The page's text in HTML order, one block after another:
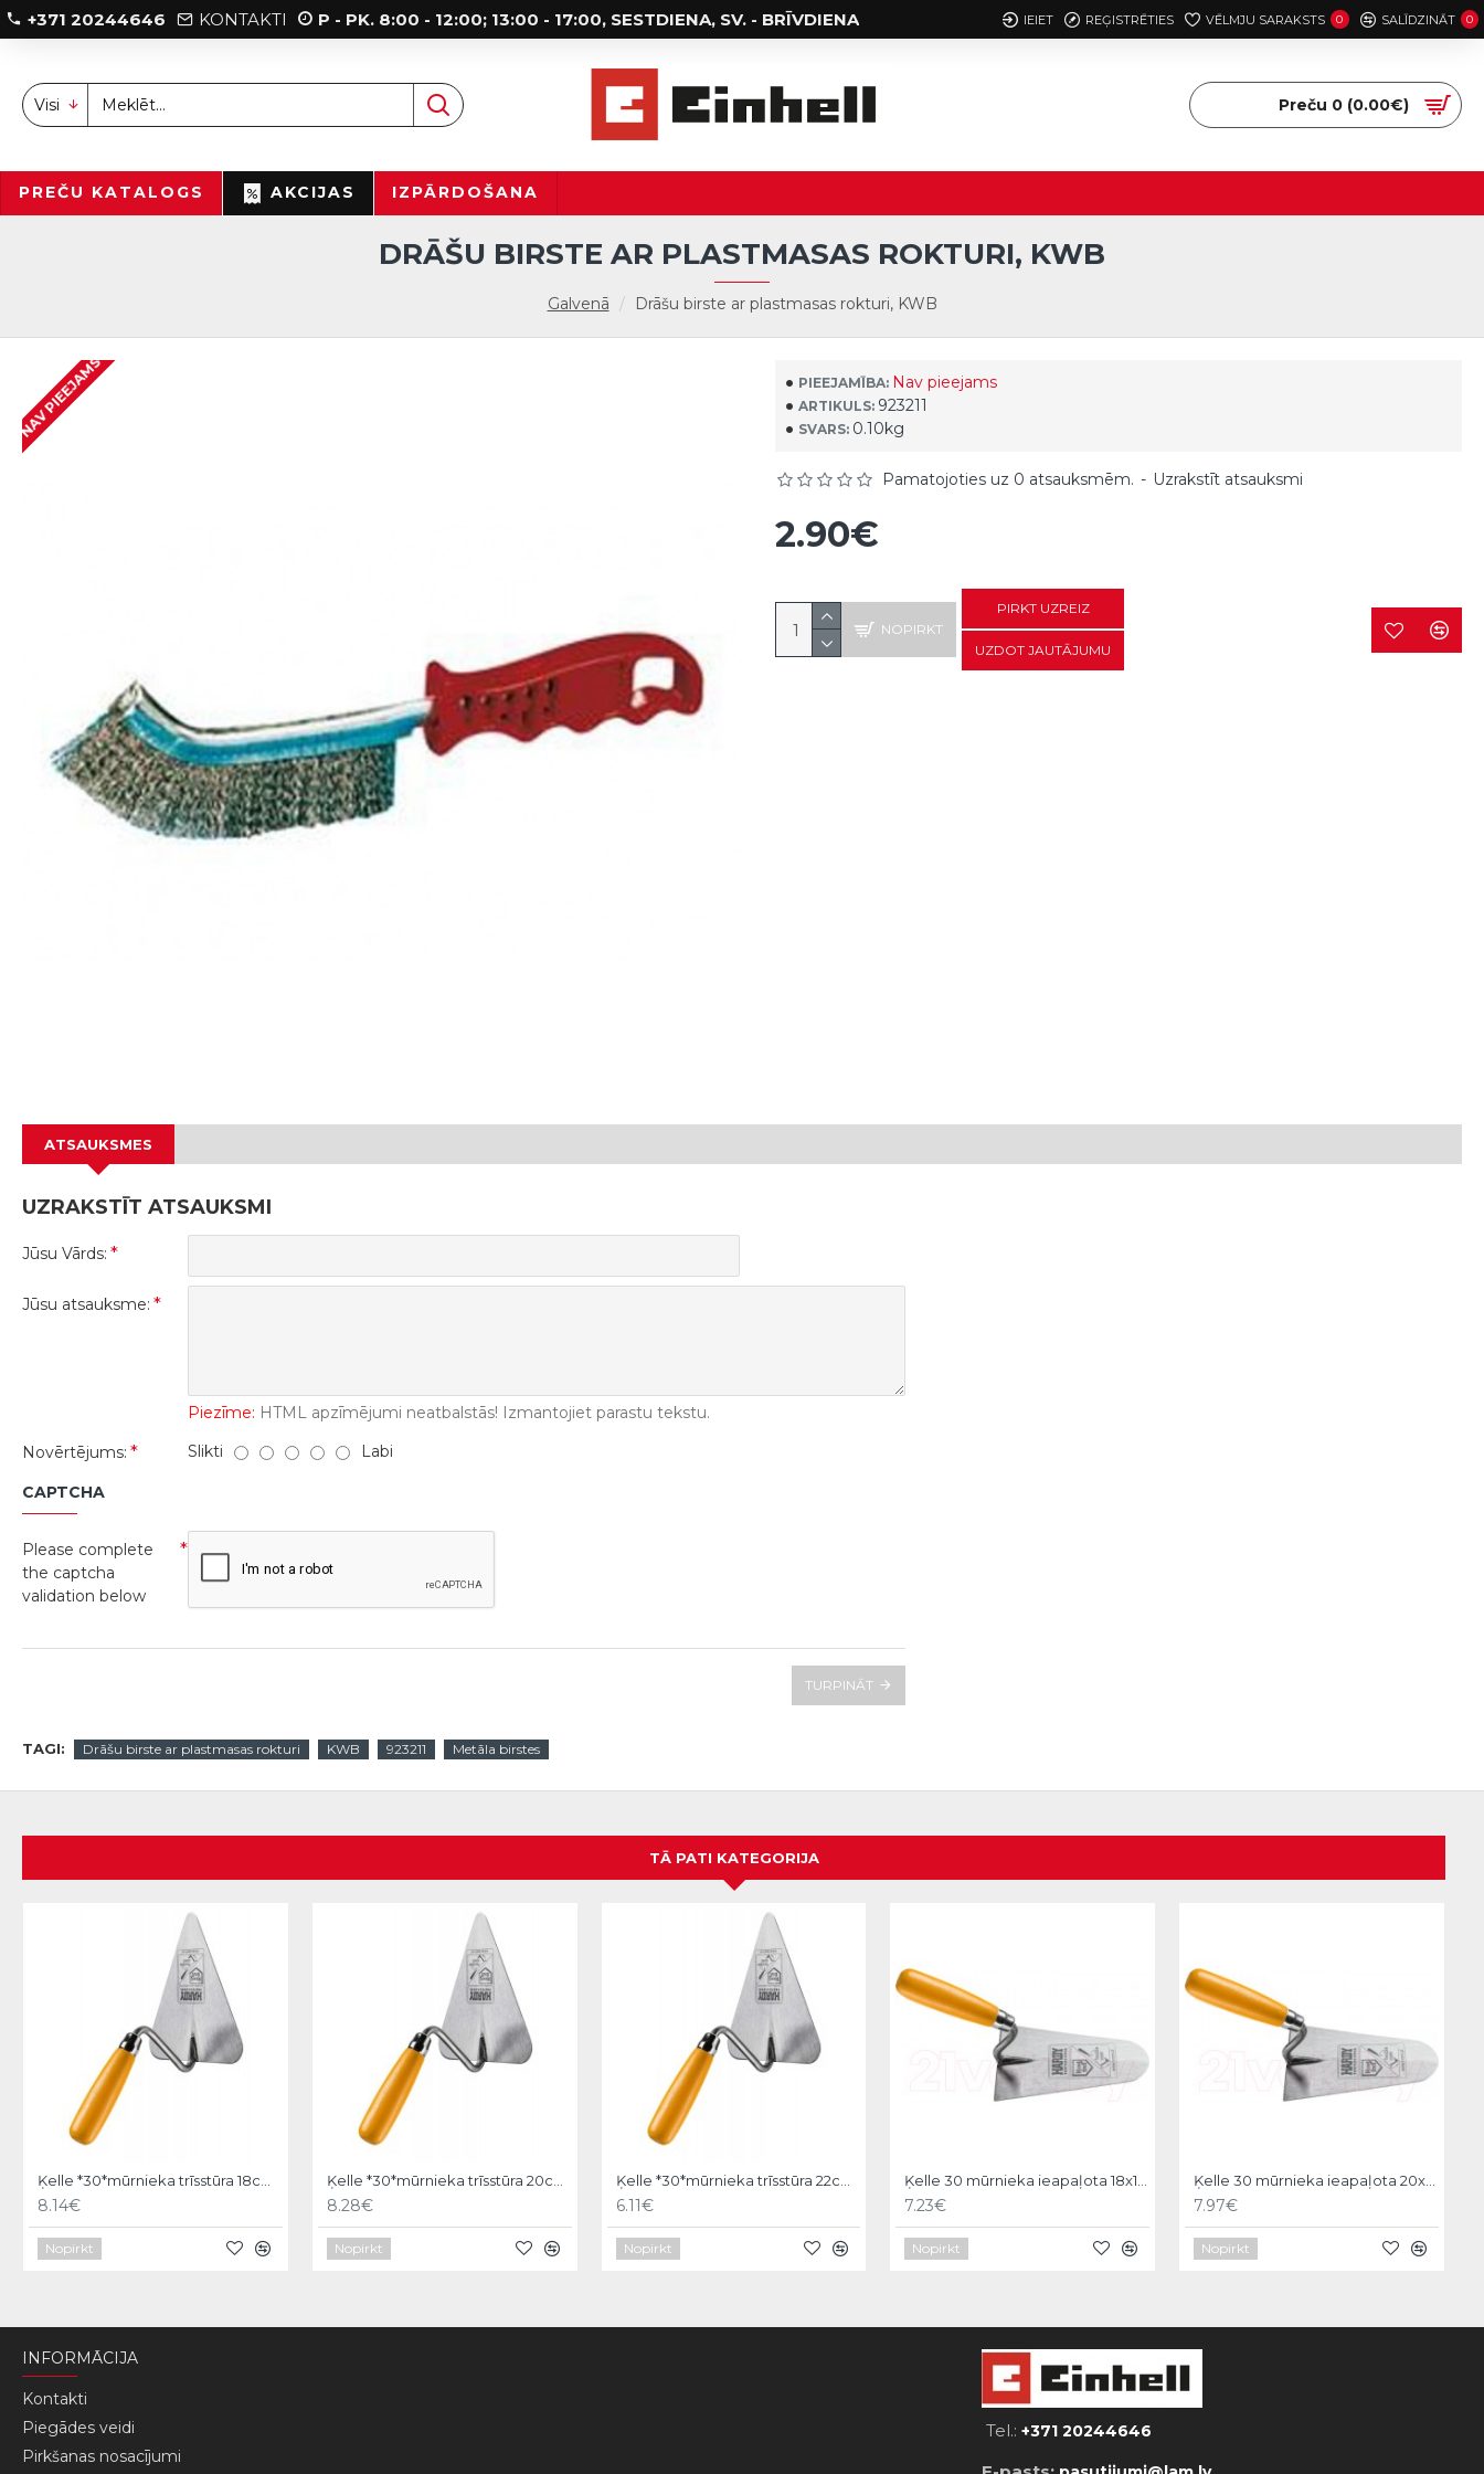
+371 20244646 KONTAKTI P - PK. 8:00 - 12:00; 13:00 - 17:00, SESTDIENA, SV. - BRĪVDIENA IEIET REĢISTRĒTIES VĒLMJU SARAKSTS 0 SALĪDZINĀT 0
Visi Preču 0 (0.00€)
PREČU KATALOGS AKCIJAS IZPĀRDOŠANA
Galvenā Drāšu birste ar plastmasas rokturi, KWB
DRĀŠU BIRSTE AR PLASTMASAS ROKTURI, KWB
NAV PIEEJAMS PIEEJAMĪBA: Nav pieejams
ARTIKULS: 923211
SVARS: 0.10kg
Pamatojoties uz 0 atsauksmēm. - Uzrakstīt atsauksmi
2.90€
NOPIRKT
PIRKT UZREIZ
UZDOT JAUTĀJUMU
ATSAUKSMES
UZRAKSTĪT ATSAUKSMI
Jūsu Vārds:
Jūsu atsauksme:
Piezīme: HTML apzīmējumi neatbalstās! Izmantojiet parastu tekstu.
Novērtējums:
Slikti Labi
CAPTCHA
Please complete
the captcha
validation below
TURPINĀT
TAGI: Drāšu birste ar plastmasas rokturi KWB 923211 Metāla birstes
TĀ PATI KATEGORIJA
8.14€
Nopirkt
8.28€
Nopirkt
6.11€
Nopirkt
7.23€
Nopirkt
7.97€
Nopirkt
INFORMĀCIJA
Kontakti
Piegādes veidi
Pirkšanas nosacījumi
Tel.:+371 20244646